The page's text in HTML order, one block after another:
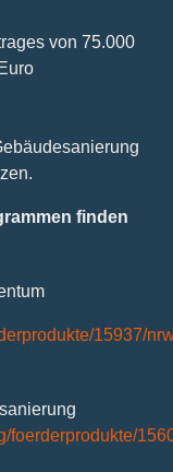
von 75.000
finden
15937/
foerderprodukte/